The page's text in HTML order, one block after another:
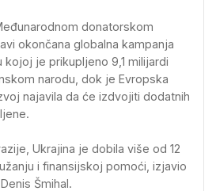
donatorskom
okončana globalna kampanja
kojoj je prikupljeno 9,1 milijardi
narodu, dok je Evropska
najavila da će izdvojiti dodatnih
Ukrajina je dobila više od 12
i finansijskoj pomoći, izjavio
Šmihal.